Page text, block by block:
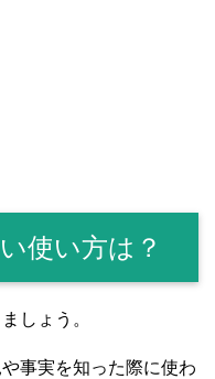
使い方は？
しょう。
事実を知った際に使わ